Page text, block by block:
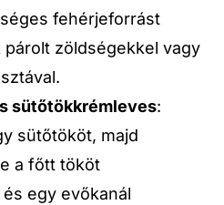
fehérjeforrást
párolt zöldségekkel vagy
sütőtökkrémleves:
sütőtököt, majd
a főtt tököt
egy evőkanál